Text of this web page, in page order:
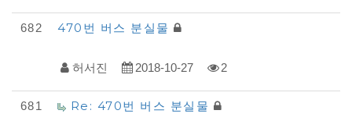
682 470번 버스 분실물
허서진 2018-10-27 2
681 Re: 470번 버스 분실물